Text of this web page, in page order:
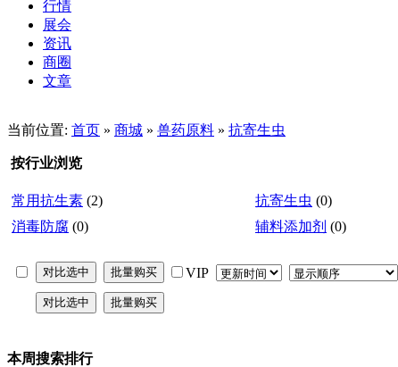
行情
展会
资讯
商圈
文章
当前位置: 首页 » 商城 » 兽药原料 » 抗寄生虫
按行业浏览
常用抗生素 (2) 抗寄生虫 (0)
消毒防腐 (0) 辅料添加剂 (0)
VIP
本周搜索排行